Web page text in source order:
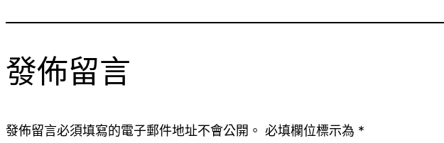
發佈留言
發佈留言必須填寫的電子郵件地址不會公開。 必填欄位標示為 *